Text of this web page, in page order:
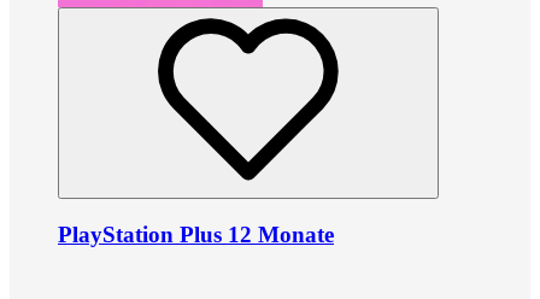
PlayStation Plus 12 Monate